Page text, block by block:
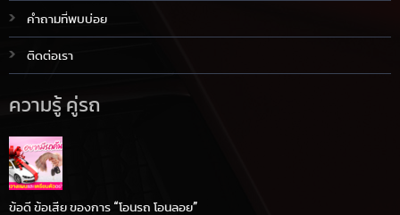
คำถามที่พบบ่อย
ติดต่อเรา
ความรู้ คู่รถ
ข้อดี ข้อเสีย ของการ “โอนรถ โอนลอย”